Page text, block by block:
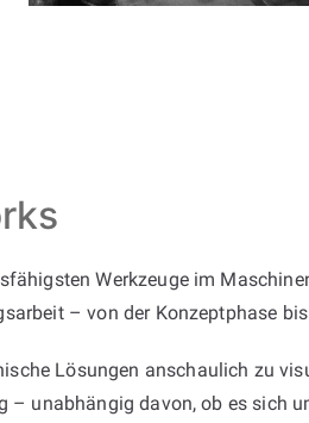
Werkzeuge im
– von der Konzeptphase
Lösungen anschaulich zu
unabhängig davon, ob es sich